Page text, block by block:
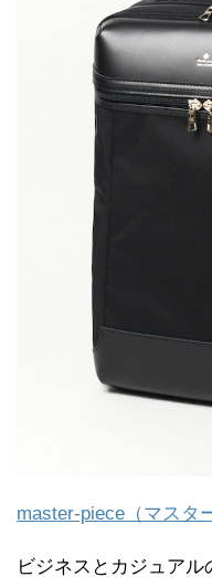
master-piece（マスタ
ビジネスとカジュアル